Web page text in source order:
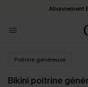
Abonnement
Poitrine généreuse
Bikini poitrine